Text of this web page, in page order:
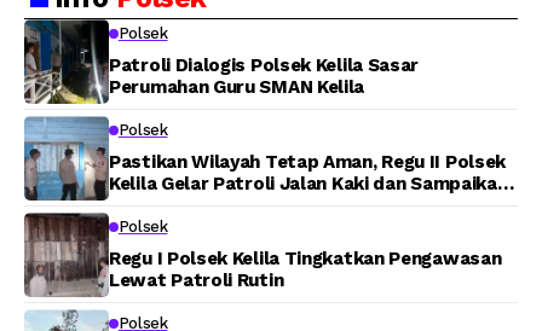
Warga Panen Jagung
Lahan di Jalan Poros
Polsek
Patroli Dialogis Polsek Kelila Sasar
Perumahan Guru SMAN Kelila
Polsek
Pastikan Wilayah Tetap Aman, Regu II Polsek
Kelila Gelar Patroli Jalan Kaki dan Sampaikan
Polsek
Regu I Polsek Kelila Tingkatkan Pengawasan
Lewat Patroli Rutin
Polsek